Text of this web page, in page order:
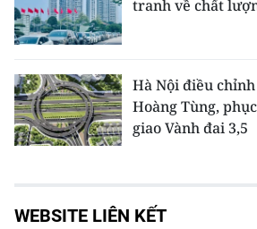
tranh về chất
Hà Nội điều
Hoàng Tùng,
giao Vành đai 3,5
WEBSITE LIÊN KẾT